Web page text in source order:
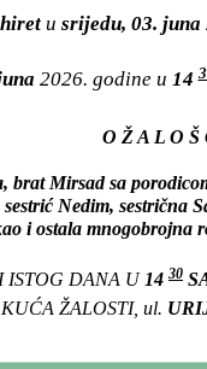
u srijedu, 03. juna
2026. godine u 14
O Ž A L O
Mirsad sa
Nedim, sestrična
i ostala mnogobrojna
ISTOG DANA U 14 30
KUĆA ŽALOSTI, ul.